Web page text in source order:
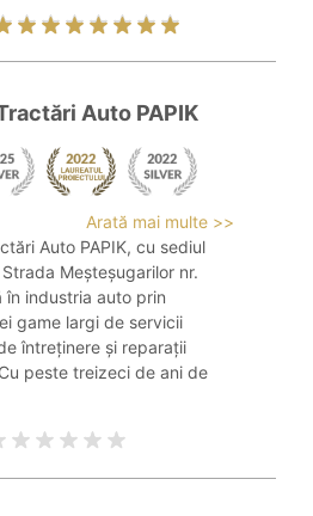
Auto PAPIK
Arată mai multe >>
Auto PAPIK, cu sediul
Meșteșugarilor nr.
în industria auto prin
game largi de servicii
întreținere și reparații
peste treizeci de ani de